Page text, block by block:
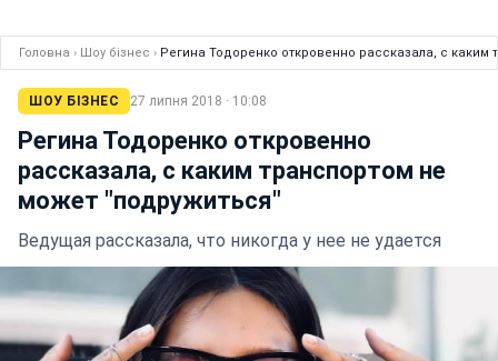
Головна › Шоу бізнес › Регина Тодоренко откровенно рассказала, с
ШОУ БІЗНЕС 27 липня 2018 · 10:08
Регина Тодоренко откровенно
рассказала, с каким транспортом не
может "подружиться"
Ведущая рассказала, что никогда у нее не удается